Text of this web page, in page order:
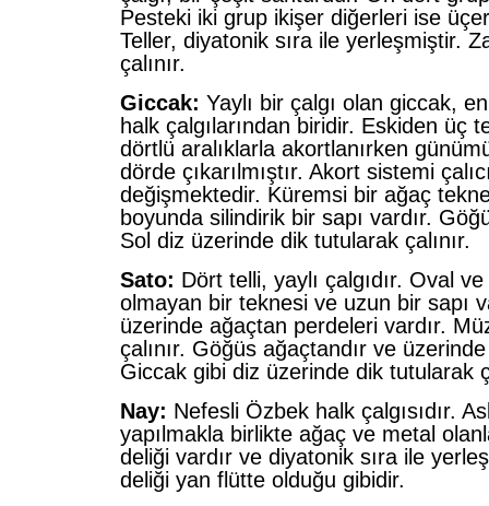
Pesteki iki grup ikişer diğerleri ise
Teller, diyatonik sıra ile yerleşmiştir.
çalınır.
Giccak: Yaylı bir çalgı olan giccak,
halk çalgılarından biridir. Eskiden üç
dörtlü aralıklarla akortlanırken
dörde çıkarılmıştır. Akort sistemi
değişmektedir. Küremsi bir ağaç
boyunda silindirik bir sapı vardır.
Sol diz üzerinde dik tutularak çalınır.
Sato: Dört telli, yaylı çalgıdır. Oval
olmayan bir teknesi ve uzun bir sapı
üzerinde ağaçtan perdeleri vardır.
çalınır. Göğüs ağaçtandır ve
Giccak gibi diz üzerinde dik tutularak
Nay: Nefesli Özbek halk çalgısıdır.
yapılmakla birlikte ağaç ve metal
deliği vardır ve diyatonik sıra ile
deliği yan flütte olduğu gibidir.